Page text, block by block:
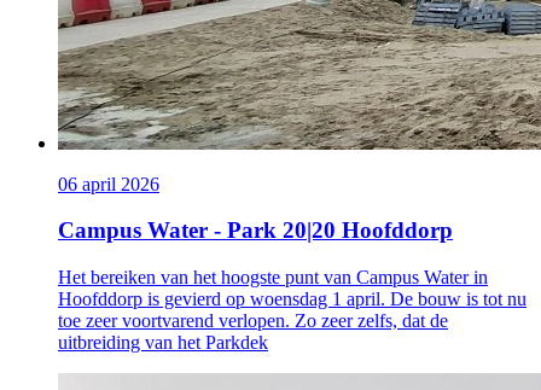
06 april 2026
Campus Water - Park 20|20 Hoofddorp
Het bereiken van het hoogste punt van Campus Water in
Hoofddorp is gevierd op woensdag 1 april. De bouw is tot nu
toe zeer voortvarend verlopen. Zo zeer zelfs, dat de
uitbreiding van het Parkdek